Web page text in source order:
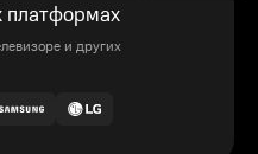
платформах
и других